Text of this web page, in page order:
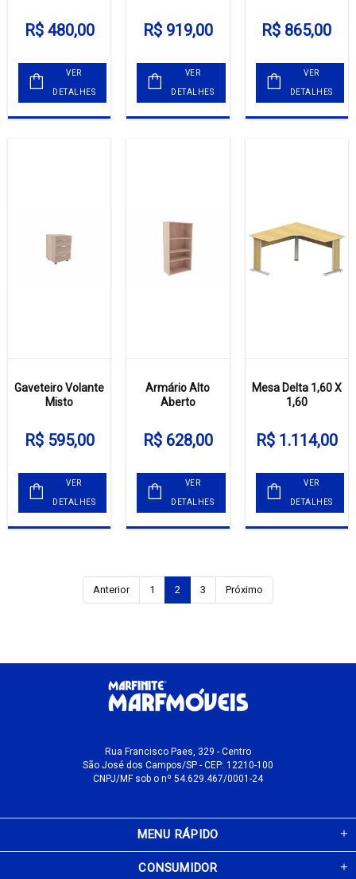
R$ 480,00
VER
DETALHES
R$ 919,00
VER
DETALHES
R$ 865,00
VER
DETALHES
Gaveteiro Volante
Misto
R$ 595,00
VER
DETALHES
Armário Alto
Aberto
R$ 628,00
VER
DETALHES
Mesa Delta 1,60 X
1,60
R$ 1.114,00
VER
DETALHES
Anterior 1 2 3 Próximo
Rua Francisco Paes, 329 - Centro
São José dos Campos/SP - CEP: 12210-100
CNPJ/MF sob o nº 54.629.467/0001-24
MENU RÁPIDO
CONSUMIDOR